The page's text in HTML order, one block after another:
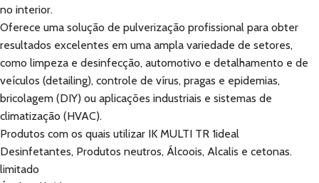
no interior.
Oferece uma solução de pulverização profissional para obter
resultados excelentes em uma ampla variedade de setores,
como limpeza e desinfecção, automotivo e detalhamento e de
veículos (detailing), controle de vírus, pragas e epidemias,
bricolagem (DIY) ou aplicações industriais e sistemas de
climatização (HVAC).
Produtos com os quais utilizar IK MULTI TR 1ideal
Desinfetantes, Produtos neutros, Álcoois, Alcalis e cetonas.
limitado